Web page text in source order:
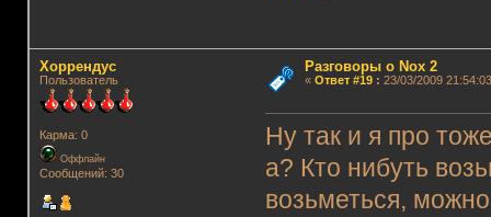
Хоррендус
Пользователь
Карма: 0
Оффлайн
Сообщений: 30
Разговоры о Nox 2
« Ответ #19: 23/03/2009
Ну так и я про
а? Кто нибуть
возьметься,